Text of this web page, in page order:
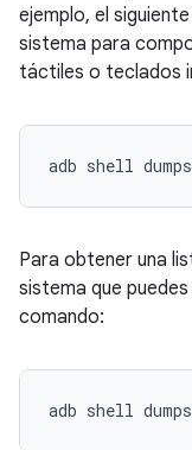
ejemplo, el
sistema para
táctiles o teclados
Para obtener una
sistema que
comando: